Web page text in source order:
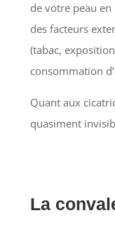
de votre peau
des facteurs
(tabac,
consommation
Quant aux
quasiment
La